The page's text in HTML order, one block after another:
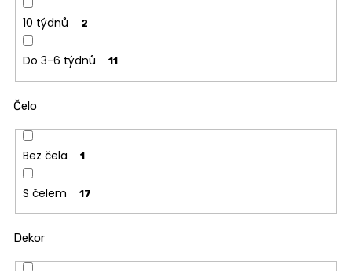
10 týdnů 2
Do 3-6 týdnů 11
Čelo
Bez čela 1
S čelem 17
Dekor